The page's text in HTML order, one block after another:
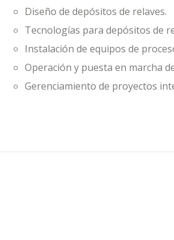
Diseño de depósitos de relaves.
Tecnologías para depósitos de
Instalación de equipos de
Operación y puesta en marcha
Gerenciamiento de proyectos